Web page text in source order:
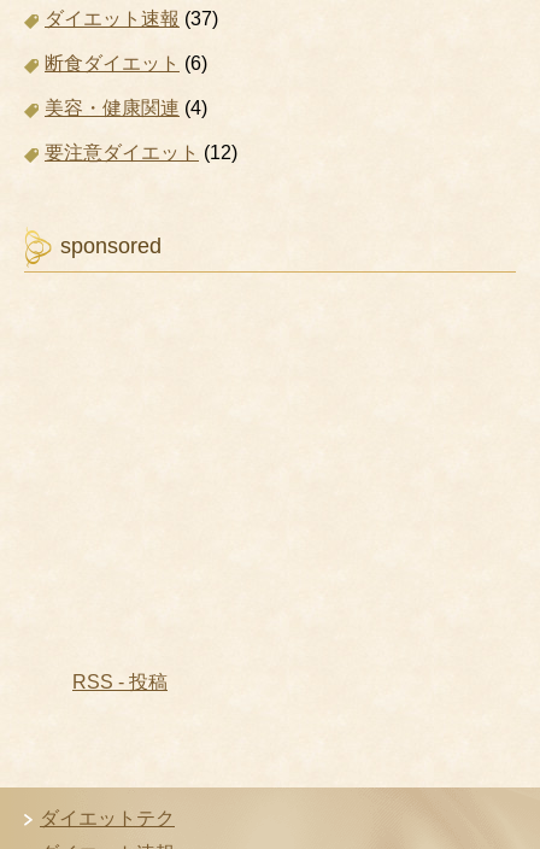
ダイエット速報 (37)
断食ダイエット (6)
美容・健康関連 (4)
要注意ダイエット (12)
sponsored
RSS - 投稿
ダイエットテク